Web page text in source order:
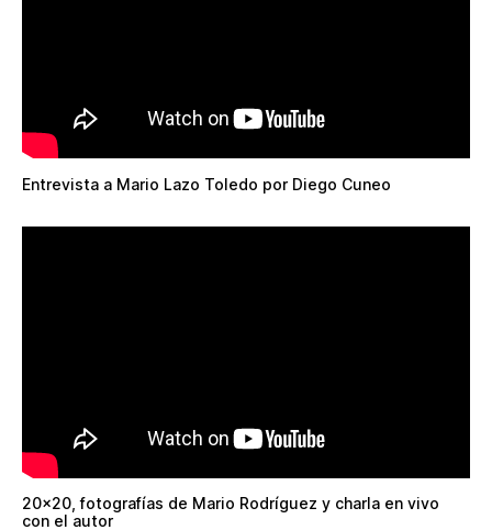
Entrevista a Mario Lazo Toledo por Diego Cuneo
20×20, fotografías de Mario Rodríguez y charla en vivo
con el autor